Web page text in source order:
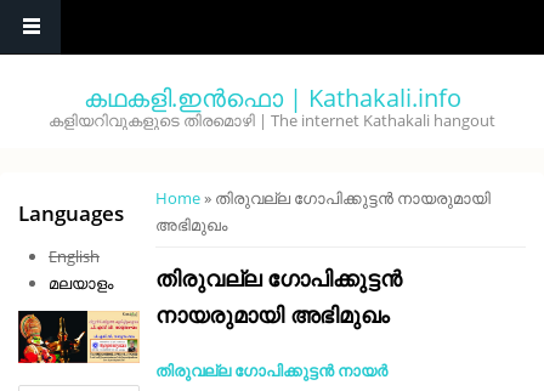
കഥകളി.ഇൻഫൊ | Kathakali.info
കളിയറിവുകളുടെ തിരമൊഴി | The internet Kathakali hangout
You are here
Home» തിരുവല്ല ഗോപിക്കുട്ടൻ നായരുമായി
അഭിമുഖം
തിരുവല്ല ഗോപിക്കുട്ടൻ
നായരുമായി അഭിമുഖം
തിരുവല്ല ഗോപിക്കുട്ടൻ നായർ
Languages
English
മലയാളം